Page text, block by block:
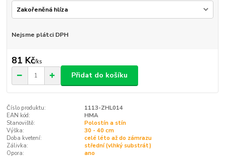
Nejsme plátci DPH
81 Kč/ks
Přidat do košíku
Číslo produktu:
1113-ZHL014
EAN kód:
HMA
Stanoviště:
Polostín a stín
Výška:
30 - 40 cm
Doba kvetení:
celé léto až do zámrazu
Zálivka:
střední (vlhký substrát)
Opora:
ano